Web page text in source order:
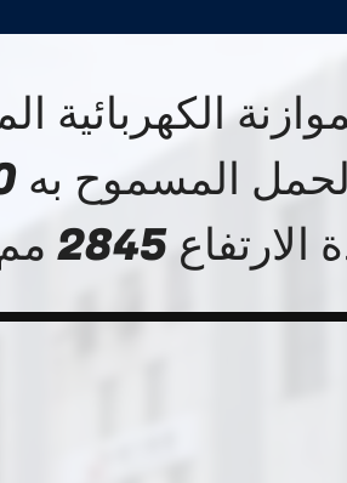
الكهربائية
2845 مم